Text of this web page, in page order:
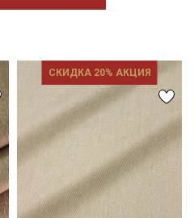
СКИДКА 20% АКЦИЯ